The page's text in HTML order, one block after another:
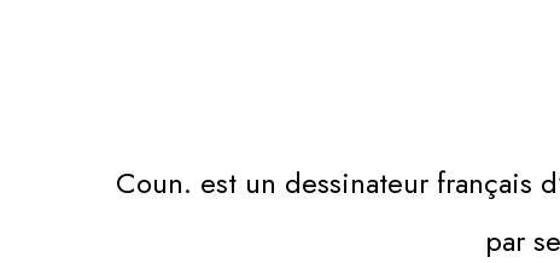
Coun. est un dessinateur français
par